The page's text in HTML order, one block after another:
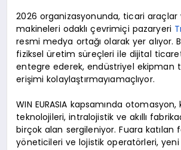
2026 organizasyonunda, ticari araçlar
makineleri odaklı çevrimiçi pazaryeri
resmi medya ortağı olarak yer alıyor.
fiziksel üretim süreçleri ile dijital
entegre ederek, endüstriyel ekipman
erişimi kolaylaştırmayıamaçlıyor.
WIN EURASIA kapsamında otomasyon,
teknolojileri, intralojistik ve akıllı
birçok alan sergileniyor. Fuara katılan
yöneticileri ve lojistik operatörleri,